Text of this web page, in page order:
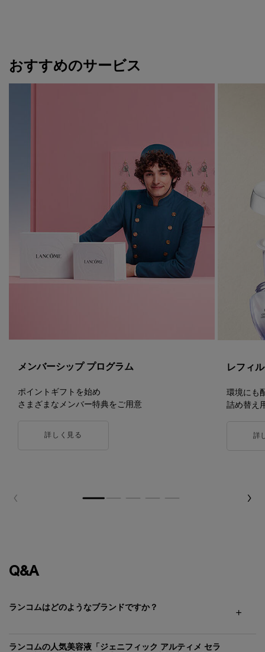
おすすめのサービス
メンバーシップ プログラム
ポイントギフトを始め
さまざまなメンバー特典をご用意
詳しく見る
レフィ
環境にも
詰め替え
詳
Q&A
ランコムはどのようなブランドですか？
ランコムの人気美容液「ジェニフィック アルティメ セラ